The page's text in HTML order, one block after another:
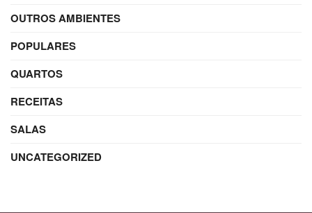
OUTROS AMBIENTES
POPULARES
QUARTOS
RECEITAS
SALAS
UNCATEGORIZED